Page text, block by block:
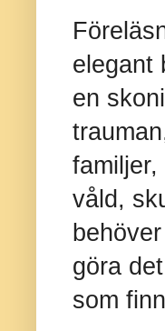
elegant
en
våld,
göra
som